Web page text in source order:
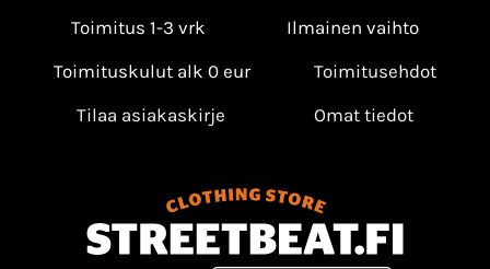
Toimitus 1-3 vrk
Ilmainen vaihto
Toimituskulut alk 0 eur
Toimitusehdot
Tilaa asiakaskirje
Omat tiedot